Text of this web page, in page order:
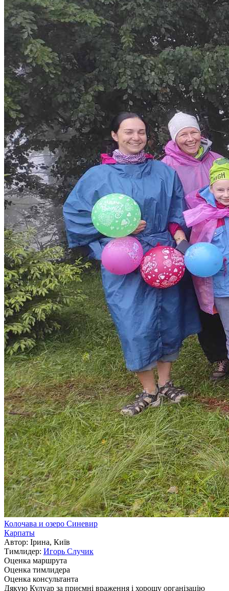
Колочава и озеро Синевир
Карпаты
Автор: Ірина, Київ
Тимлидер: Игорь Случик
Оценка маршрута
Оценка тимлидера
Оценка консультанта
Дякую Кулуар за приємні враження і хорошу організацію